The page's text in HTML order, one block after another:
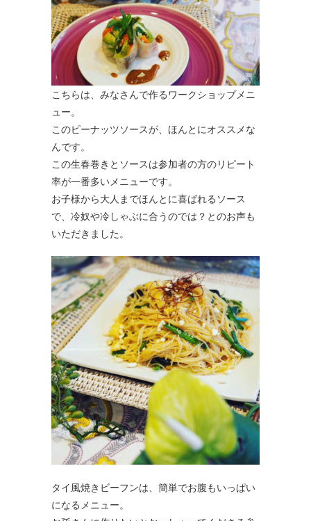
こちらは、みなさんで作るワークショップメニ
ュー。
このピーナッツソースが、ほんとにオススメな
んです。
この生春巻きとソースは参加者の方のリピート
率が一番多いメニューです。
お子様から大人までほんとに喜ばれるソース
で、冷奴や冷しゃぶに合うのでは？とのお声も
いただきました。
タイ風焼きビーフンは、簡単でお腹もいっぱい
になるメニュー。